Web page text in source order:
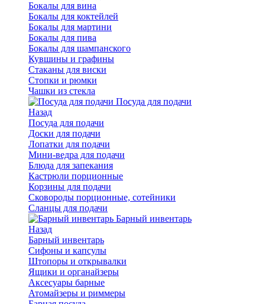
Бокалы для вина
Бокалы для коктейлей
Бокалы для мартини
Бокалы для пива
Бокалы для шампанского
Кувшины и графины
Стаканы для виски
Стопки и рюмки
Чашки из стекла
Посуда для подачи
Назад
Посуда для подачи
Доски для подачи
Лопатки для подачи
Мини-ведра для подачи
Блюда для запекания
Кастрюли порционные
Корзины для подачи
Сковороды порционные, сотейники
Сланцы для подачи
Барный инвентарь
Назад
Барный инвентарь
Сифоны и капсулы
Штопоры и открывалки
Ящики и органайзеры
Аксесуары барные
Атомайзеры и риммеры